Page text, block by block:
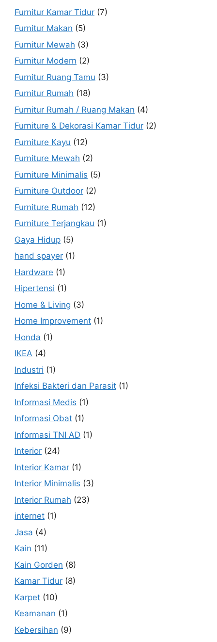
Furnitur Kamar Tidur (7)
Furnitur Makan (5)
Furnitur Mewah (3)
Furnitur Modern (2)
Furnitur Ruang Tamu (3)
Furnitur Rumah (18)
Furnitur Rumah / Ruang Makan (4)
Furniture & Dekorasi Kamar Tidur (2)
Furniture Kayu (12)
Furniture Mewah (2)
Furniture Minimalis (5)
Furniture Outdoor (2)
Furniture Rumah (12)
Furniture Terjangkau (1)
Gaya Hidup (5)
hand spayer (1)
Hardware (1)
Hipertensi (1)
Home & Living (3)
Home Improvement (1)
Honda (1)
IKEA (4)
Industri (1)
Infeksi Bakteri dan Parasit (1)
Informasi Medis (1)
Informasi Obat (1)
Informasi TNI AD (1)
Interior (24)
Interior Kamar (1)
Interior Minimalis (3)
Interior Rumah (23)
internet (1)
Jasa (4)
Kain (11)
Kain Gorden (8)
Kamar Tidur (8)
Karpet (10)
Keamanan (1)
Kebersihan (9)